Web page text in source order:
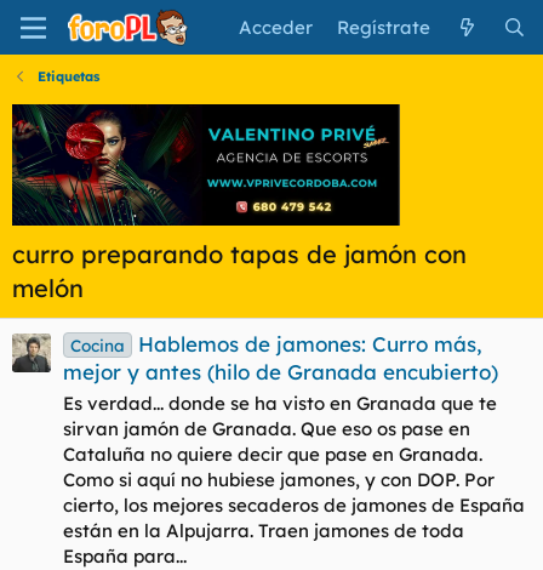
Acceder Regístrate
Etiquetas
curro preparando tapas de jamón con
melón
Cocina
Hablemos de jamones: Curro más,
mejor y antes (hilo de Granada encubierto)
Es verdad... donde se ha visto en Granada que te
sirvan jamón de Granada. Que eso os pase en
Cataluña no quiere decir que pase en Granada.
Como si aquí no hubiese jamones, y con DOP. Por
cierto, los mejores secaderos de jamones de España
están en la Alpujarra. Traen jamones de toda
España para...